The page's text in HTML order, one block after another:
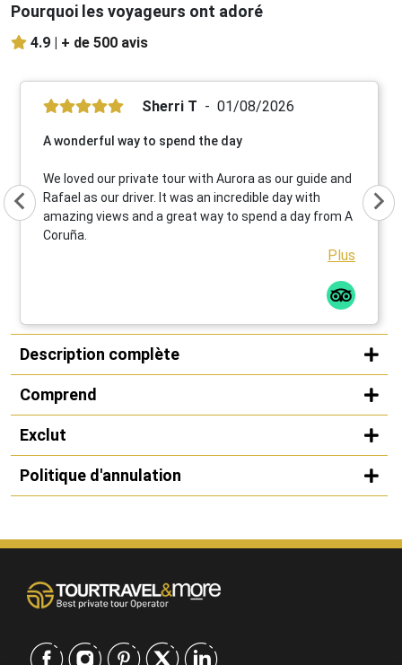
Pourquoi les voyageurs ont adoré
4.9 | + de 500 avis
Sherri T 01/08/2026
A wonderful way to spend the day
We loved our private tour with Aurora as our guide and
Rafael as our driver. It was an incredible day with
amazing views and a great way to spend a day from A
Coruña.
Plus
Description complète
Comprend
Exclut
Politique d'annulation